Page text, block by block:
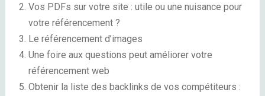
Vos PDFs sur votre site : utile ou une nuisance pour
votre référencement ?
Le référencement d’images
Une foire aux questions peut améliorer votre
référencement web
Obtenir la liste des backlinks de vos compétiteurs :